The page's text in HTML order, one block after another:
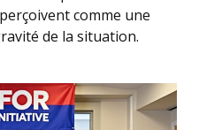
comme une
de la situation.